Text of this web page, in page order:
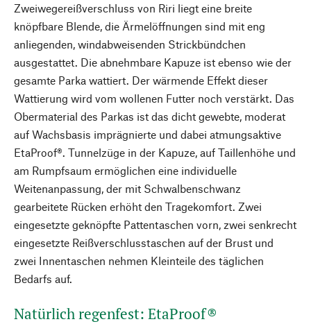
Zweiwegereißverschluss von Riri liegt eine breite
knöpfbare Blende, die Ärmelöffnungen sind mit eng
anliegenden, windabweisenden Strickbündchen
ausgestattet. Die abnehmbare Kapuze ist ebenso wie der
gesamte Parka wattiert. Der wärmende Effekt dieser
Wattierung wird vom wollenen Futter noch verstärkt. Das
Obermaterial des Parkas ist das dicht gewebte, moderat
auf Wachsbasis imprägnierte und dabei atmungsaktive
EtaProof®. Tunnelzüge in der Kapuze, auf Taillenhöhe und
am Rumpfsaum ermöglichen eine individuelle
Weitenanpassung, der mit Schwalbenschwanz
gearbeitete Rücken erhöht den Tragekomfort. Zwei
eingesetzte geknöpfte Pattentaschen vorn, zwei senkrecht
eingesetzte Reißverschlusstaschen auf der Brust und
zwei Innentaschen nehmen Kleinteile des täglichen
Bedarfs auf.
Natürlich regenfest: EtaProof®